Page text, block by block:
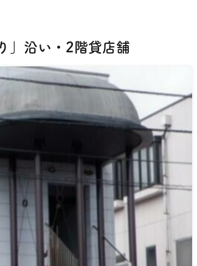
沿い・2階貸店舗